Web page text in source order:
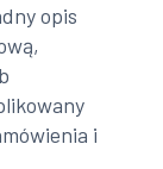
opis
i